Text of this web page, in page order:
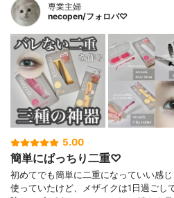
専業主婦
necopen/フォロバ♡
5.00
簡単にぱっちり二重♡
初めてでも簡単に二重になっていい感
使っていたけど、メザイクは1日過ごし